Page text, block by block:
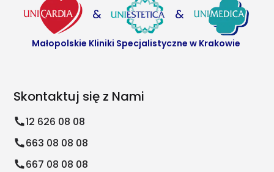
& &
Małopolskie Kliniki Specjalistyczne w Krakowie
Skontaktuj się z Nami
12 626 08 08
663 08 08 08
667 08 08 08